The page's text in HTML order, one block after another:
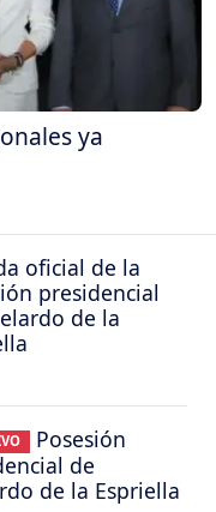
ya
oficial de la
presidencial
de la
Posesión
de
de la Espriella